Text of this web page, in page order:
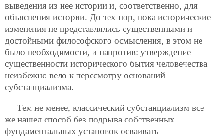
выведения из нее истории и, соответственно, для
объяснения истории. До тех пор, пока исторические
изменения не представлялись существенными и
достойными философского осмысления, в этом не
было необходимости, и напротив: утверждение
существенности исторического бытия человечества
неизбежно вело к пересмотру оснований
субстанциализма.
Тем не менее, классический субстанциализм все
же нашел способ без подрыва собственных
фундаментальных установок осваивать